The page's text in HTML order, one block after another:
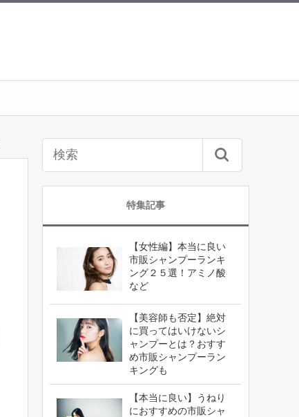
特集記事
【女性編】本当に良い
市販シャンプーランキ
ング２５選！アミノ酸
など
【美容師も否定】絶対
に買ってはいけないシ
ャンプーとは？おすす
め市販シャンプーラン
キングも
【本当に良い】うねり
におすすめの市販シャ